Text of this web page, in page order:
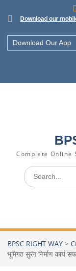
Download our
Download Our App
Complete Online
BPSC RIGHT WAY >
भूमिगत सुरंग निर्माण कार्य